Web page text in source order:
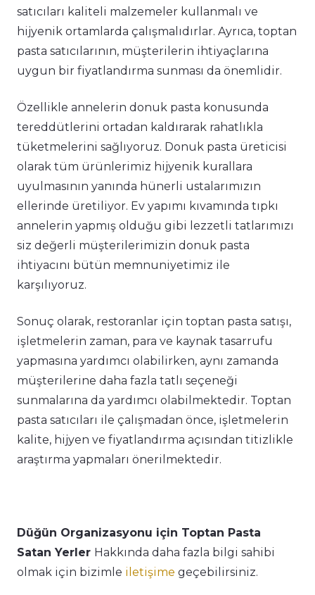
satıcıları kaliteli malzemeler kullanmalı ve
hijyenik ortamlarda çalışmalıdırlar. Ayrıca, toptan
pasta satıcılarının, müşterilerin ihtiyaçlarına
uygun bir fiyatlandırma sunması da önemlidir.
Özellikle annelerin donuk pasta konusunda
tereddütlerini ortadan kaldırarak rahatlıkla
tüketmelerini sağlıyoruz. Donuk pasta üreticisi
olarak tüm ürünlerimiz hijyenik kurallara
uyulmasının yanında hünerli ustalarımızın
ellerinde üretiliyor. Ev yapımı kıvamında tıpkı
annelerin yapmış olduğu gibi lezzetli tatlarımızı
siz değerli müşterilerimizin donuk pasta
ihtiyacını bütün memnuniyetimiz ile
karşılıyoruz.
Sonuç olarak, restoranlar için toptan pasta satışı,
işletmelerin zaman, para ve kaynak tasarrufu
yapmasına yardımcı olabilirken, aynı zamanda
müşterilerine daha fazla tatlı seçeneği
sunmalarına da yardımcı olabilmektedir. Toptan
pasta satıcıları ile çalışmadan önce, işletmelerin
kalite, hijyen ve fiyatlandırma açısından titizlikle
araştırma yapmaları önerilmektedir.
Düğün Organizasyonu için Toptan Pasta
Satan Yerler Hakkında daha fazla bilgi sahibi
olmak için bizimle iletişime geçebilirsiniz.